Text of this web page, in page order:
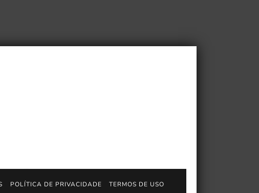
POLÍTICA DE PRIVACIDADE TERMOS DE USO